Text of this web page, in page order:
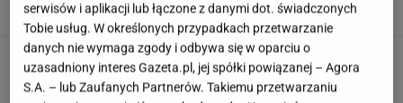
Angelina Jolie pod presją. Brad Pitt domaga
się ujawnienia dokumentów
serwisów i aplikacji lub łączone z danymi dot. świadczonych
Tobie usług. W określonych przypadkach przetwarzanie
danych nie wymaga zgody i odbywa się w oparciu o
uzasadniony interes Gazeta.pl, jej spółki powiązanej – Agora
S.A. – lub Zaufanych Partnerów. Takiemu przetwarzaniu